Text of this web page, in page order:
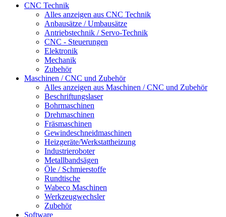
CNC Technik
Alles anzeigen aus CNC Technik
Anbausätze / Umbausätze
Antriebstechnik / Servo-Technik
CNC - Steuerungen
Elektronik
Mechanik
Zubehör
Maschinen / CNC und Zubehör
Alles anzeigen aus Maschinen / CNC und Zubehör
Beschriftungslaser
Bohrmaschinen
Drehmaschinen
Fräsmaschinen
Gewindeschneidmaschinen
Heizgeräte/Werkstattheizung
Industrieroboter
Metallbandsägen
Öle / Schmierstoffe
Rundtische
Wabeco Maschinen
Werkzeugwechsler
Zubehör
Software